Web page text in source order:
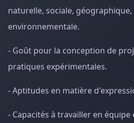
naturelle, sociale, géographique,
environnementale.
- Goût pour la conception de
pratiques expérimentales.
- Aptitudes en matière
- Capacités à travailler en